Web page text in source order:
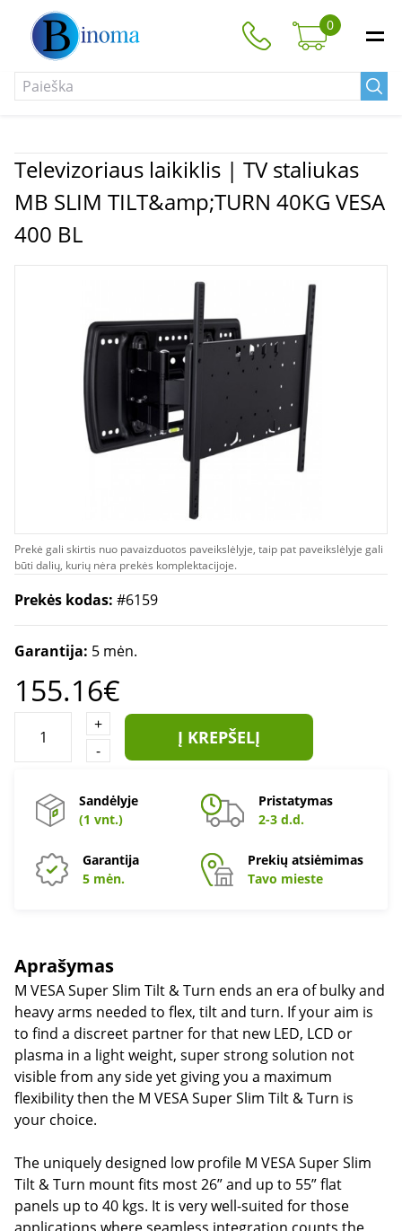
0
Televizoriaus laikiklis | TV staliukas
MB SLIM TILT&amp;TURN 40KG VESA
400 BL
Prekė gali skirtis nuo pavaizduotos paveikslėlyje, taip pat paveikslėlyje gali
būti dalių, kurių nėra prekės komplektacijoje.
Prekės kodas: #6159
Garantija: 5 mėn.
155.16€
+
-
Į KREPŠELĮ
Sandėlyje
(1 vnt.)
Pristatymas
2-3 d.d.
Garantija
5 mėn.
Prekių atsiėmimas
Tavo mieste
Aprašymas
M VESA Super Slim Tilt & Turn ends an era of bulky and
heavy arms needed to flex, tilt and turn. If your aim is
to find a discreet partner for that new LED, LCD or
plasma in a light weight, super strong solution not
visible from any side yet giving you a maximum
flexibility then the M VESA Super Slim Tilt & Turn is
your choice.
The uniquely designed low profile M VESA Super Slim
Tilt & Turn mount fits most 26” and up to 55” flat
panels up to 40 kgs. It is very well-suited for those